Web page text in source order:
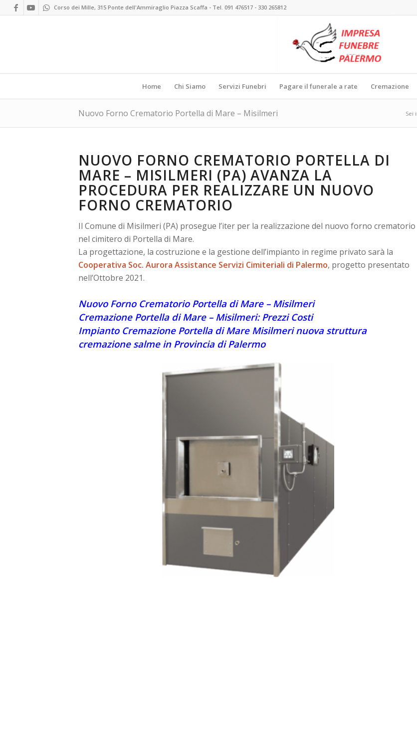
Corso dei Mille, 315 Ponte dell'Ammiraglio Piazza Scaffa - Tel. 091 476517 - 330 265812
Home Chi Siamo Servizi Funebri Pagare il funerale a rate Cremazione
Nuovo Forno Crematorio Portella di Mare – Misilmeri Sei
NUOVO FORNO CREMATORIO PORTELLA DI
MARE – MISILMERI (PA) AVANZA LA
PROCEDURA PER REALIZZARE UN NUOVO
FORNO CREMATORIO
Il Comune di Misilmeri (PA) prosegue l’iter per la realizzazione del nuovo forno crematorio
nel cimitero di Portella di Mare.
La progettazione, la costruzione e la gestione dell’impianto in regime privato sarà la
Cooperativa Soc. Aurora Assistance Servizi Cimiteriali di Palermo, progetto presentato
nell’Ottobre 2021.
Nuovo Forno Crematorio Portella di Mare – Misilmeri
Cremazione Portella di Mare – Misilmeri: Prezzi Costi
Impianto Cremazione Portella di Mare Misilmeri nuova struttura
cremazione salme in Provincia di Palermo